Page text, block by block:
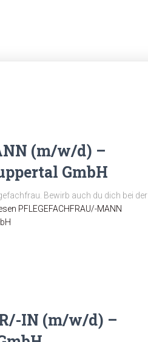
(m/w/d) –
GmbH
Bewirb auch du dich bei der
PFLEGEFACHFRAU/-MANN
IN (m/w/d) –